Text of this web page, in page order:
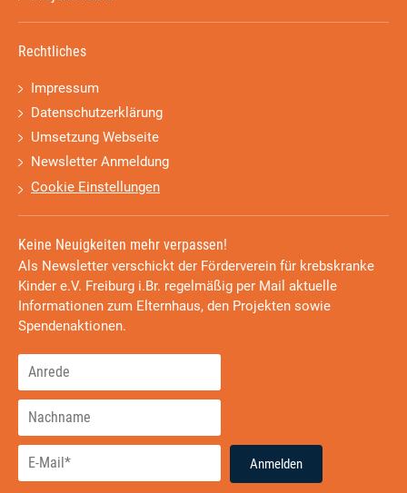
Rechtliches
Impressum
Datenschutzerklärung
Umsetzung Webseite
Newsletter Anmeldung
Cookie Einstellungen
Keine Neuigkeiten mehr verpassen!
Als Newsletter verschickt der Förderverein für krebskranke
Kinder e.V. Freiburg i.Br. regelmäßig per Mail aktuelle
Informationen zum Elternhaus, den Projekten sowie
Spendenaktionen.
Anmelden